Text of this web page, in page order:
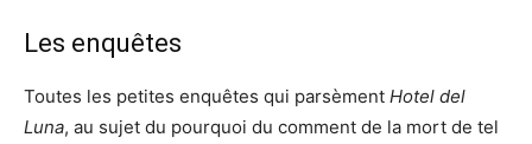
Les enquêtes
Toutes les petites enquêtes qui parsèment Hotel del
Luna, au sujet du pourquoi du comment de la mort de tel